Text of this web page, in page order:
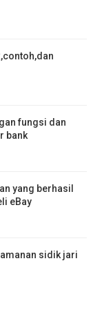
fungsi dan
bank
yang berhasil
eBay
sidik jari